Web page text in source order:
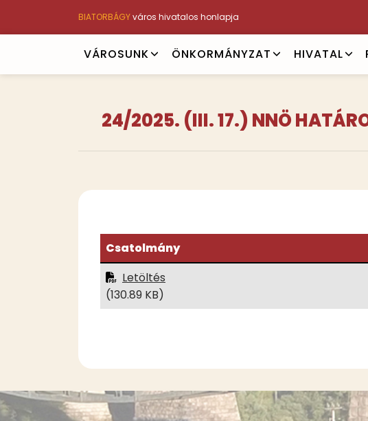
BIATORBÁGYváros hivatalos honlapja
Main
navigation
VÁROSUNK ÖNKORMÁNYZAT HIVATAL
24/2025. (III. 17.) NNÖ
Csatolmány
Letöltés
(130.89 KB)